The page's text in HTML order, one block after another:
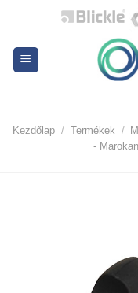
to
content
Kezdőlap / Termékek /
-